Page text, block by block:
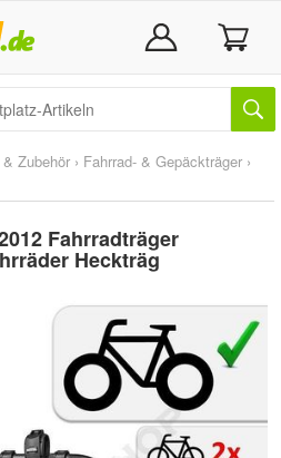
Zubehör › Fahrrad- & Gepäckträger ›
Fahrradträger
Heckträg